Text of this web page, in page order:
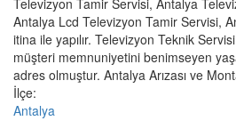
Televizyon Tamir Servisi, Antalya
Antalya Lcd Televizyon Tamir Servisi,
itina ile yapılır. Televizyon Teknik
müşteri memnuniyetini benimseyen
adres olmuştur. Antalya Arızası ve
İlçe:
Antalya